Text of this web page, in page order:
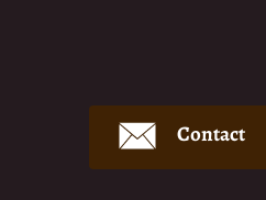
Contact